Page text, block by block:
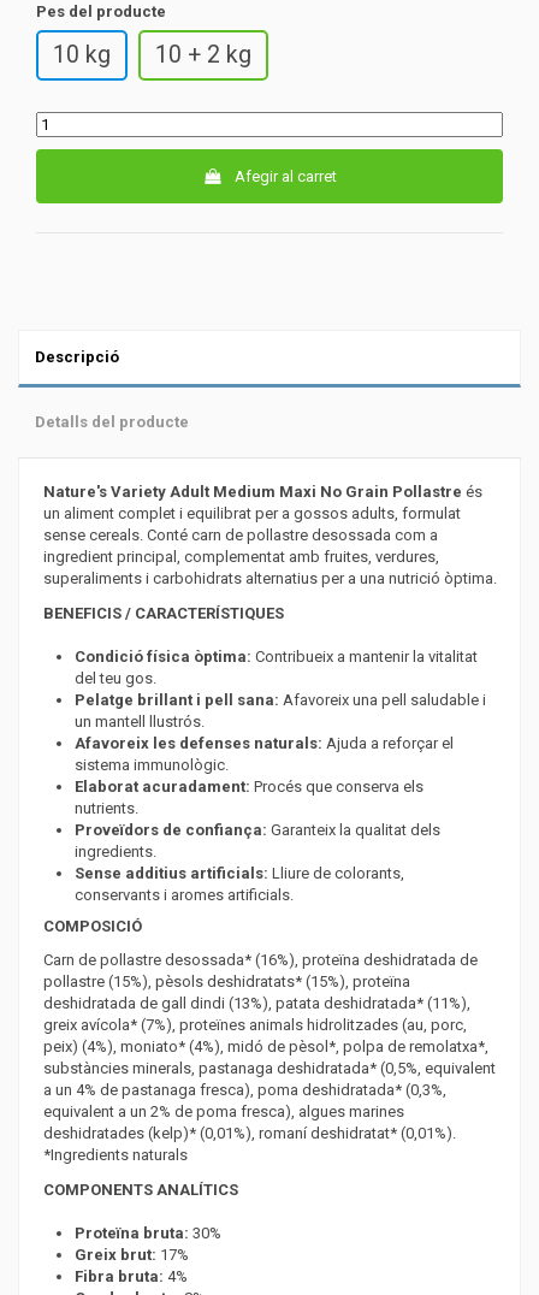
Pes del producte
10 kg 10 + 2 kg
Afegir al carret
Descripció
Detalls del producte
Nature's Variety Adult Medium Maxi No Grain Pollastre és
un aliment complet i equilibrat per a gossos adults, formulat
sense cereals. Conté carn de pollastre desossada com a
ingredient principal, complementat amb fruites, verdures,
superaliments i carbohidrats alternatius per a una nutrició òptima.
BENEFICIS / CARACTERÍSTIQUES
Condició física òptima: Contribueix a mantenir la vitalitat
del teu gos.
Pelatge brillant i pell sana: Afavoreix una pell saludable i
un mantell llustrós.
Afavoreix les defenses naturals: Ajuda a reforçar el
sistema immunològic.
Elaborat acuradament: Procés que conserva els
nutrients.
Proveïdors de confiança: Garanteix la qualitat dels
ingredients.
Sense additius artificials: Lliure de colorants,
conservants i aromes artificials.
COMPOSICIÓ
Carn de pollastre desossada* (16%), proteïna deshidratada de
pollastre (15%), pèsols deshidratats* (15%), proteïna
deshidratada de gall dindi (13%), patata deshidratada* (11%),
greix avícola* (7%), proteïnes animals hidrolitzades (au, porc,
peix) (4%), moniato* (4%), midó de pèsol*, polpa de remolatxa*,
substàncies minerals, pastanaga deshidratada* (0,5%, equivalent
a un 4% de pastanaga fresca), poma deshidratada* (0,3%,
equivalent a un 2% de poma fresca), algues marines
deshidratades (kelp)* (0,01%), romaní deshidratat* (0,01%).
*Ingredients naturals
COMPONENTS ANALÍTICS
Proteïna bruta: 30%
Greix brut: 17%
Fibra bruta: 4%